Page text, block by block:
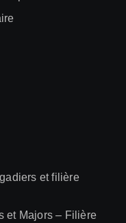
et filière
et Majors – Filière